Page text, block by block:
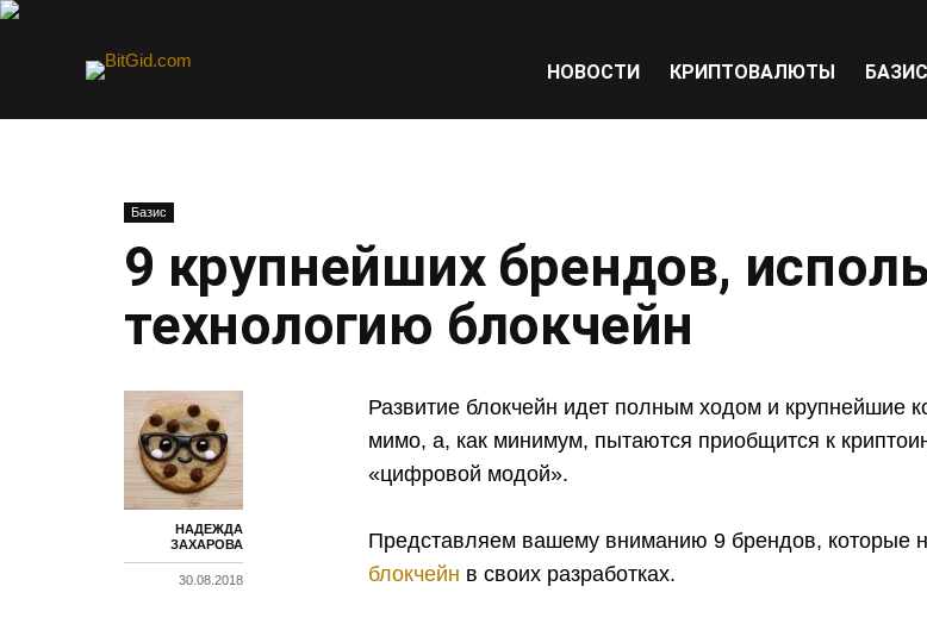
НОВОСТИ КРИПТОВАЛЮТЫ БАЗИС
Базис
9 крупнейших брендов,
технологию блокчейн
НАДЕЖДА
ЗАХАРОВА
30.08.2018
Развитие блокчейн идет полным ходом и крупнейшие
мимо, а, как минимум, пытаются приобщится к
«цифровой модой».
Представляем вашему вниманию 9 брендов, которые
блокчейн в своих разработках.